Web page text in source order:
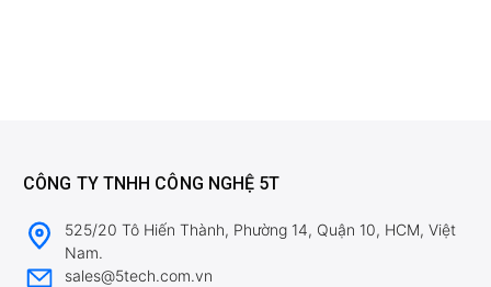
CÔNG TY TNHH CÔNG NGHỆ 5T
525/20 Tô Hiến Thành, Phường 14, Quận 10, HCM, Việt
Nam.
sales@5tech.com.vn